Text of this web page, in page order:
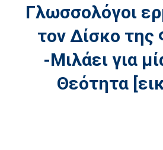
Γλωσσολόγοι
τον Δίσκο της
-Μιλάει για
Θεότητα